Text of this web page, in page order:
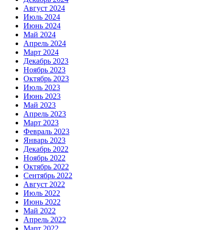
Август 2024
Июль 2024
Июнь 2024
Май 2024
Апрель 2024
Март 2024
Декабрь 2023
Ноябрь 2023
Октябрь 2023
Июль 2023
Июнь 2023
Май 2023
Апрель 2023
Март 2023
Февраль 2023
Январь 2023
Декабрь 2022
Ноябрь 2022
Октябрь 2022
Сентябрь 2022
Август 2022
Июль 2022
Июнь 2022
Май 2022
Апрель 2022